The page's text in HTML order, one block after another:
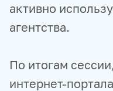
активно
агентства.
По итогам
интернет-